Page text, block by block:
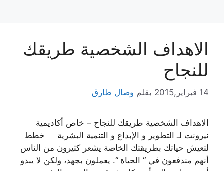
الاهداف الشخصية طريقك
للنجاح
14 فبراير,2015 بقلم وصال طارق
الاهداف الشخصية طريقك للنجاح – خاص أكاديمية
نيرونت لـ التطوير و الإبداع و التنمية البشرية خطط
لتعيش حياتك بطريقتك الخاصة يشعر كثيرون من الناس
أنهم مندفعون في “ الحياة “. يعملون بجهد، ولكن لا يبدو